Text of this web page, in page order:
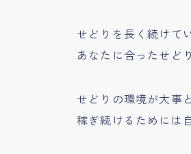
せどりを長く続けて
あなたに合ったせど
せどりの環境が大事
稼ぎ続けるためには